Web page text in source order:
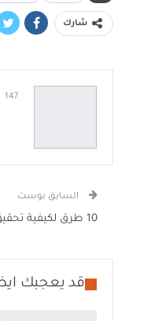
شارك
147 المشاركات
السابق بوست
10 طرق لكيفية تحقيق الدخل من المدونات
قد يعجبك